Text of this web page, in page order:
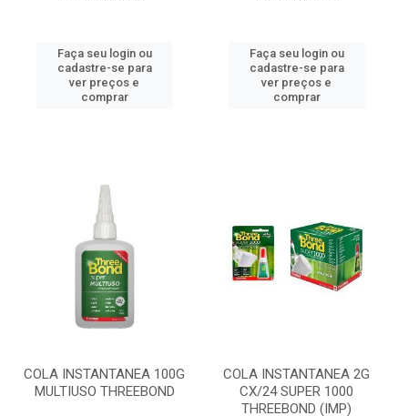
Faça seu login ou
cadastre-se para
ver preços e
comprar
Faça seu login ou
cadastre-se para
ver preços e
comprar
COLA INSTANTANEA 100G
MULTIUSO THREEBOND
COLA INSTANTANEA 2G
CX/24 SUPER 1000
THREEBOND (IMP)